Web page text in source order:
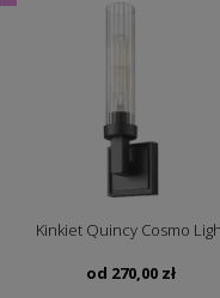
Kinkiet Quincy Cosmo
od 270,00 zł